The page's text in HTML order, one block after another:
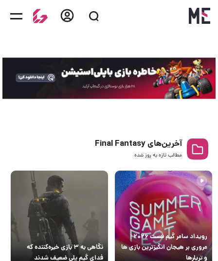
آخرین‌های Final Fantasy
مطالب تازه به روز‌ شده
رویداد سامر گیم فست ۲۰۲۶ |
مروری بر هیجان انگیزترین بازی ها
و تریلرها
نگاهی به ۳ بازی خیره‌کننده که
فدای گیم پلی ضعیف شدند